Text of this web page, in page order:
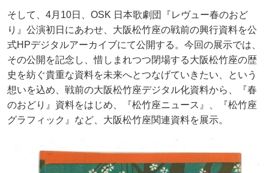
そして、4月10日、OSK 日本歌劇団『レヴュー春のおど
り』公演初日にあわせ、大阪松竹座の戦前の興行資料を公
式HPデジタルアーカイブにて公開する。今回の展示では、
その公開を記念し、惜しまれつつ閉場する大阪松竹座の歴
史を紡ぐ貴重な資料を未来へとつなげていきたい、という
想いを込め、戦前の大阪松竹座デジタル化資料から、『春
のおどり』資料をはじめ、『松竹座ニュース』、『松竹座
グラフィック』など、大阪松竹座関連資料を展示。